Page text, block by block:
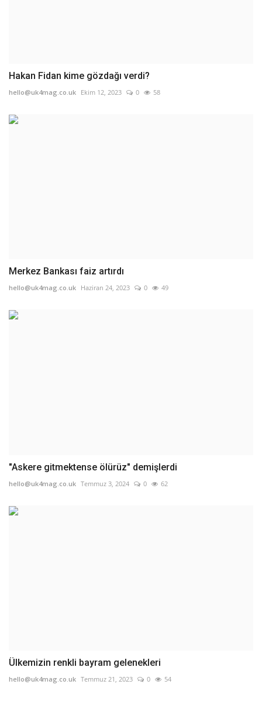
Hakan Fidan kime gözdağı verdi?
hello@uk4mag.co.uk Ekim 12, 2023 0 58
Merkez Bankası faiz artırdı
hello@uk4mag.co.uk Haziran 24, 2023 0 49
"Askere gitmektense ölürüz" demişlerdi
hello@uk4mag.co.uk Temmuz 3, 2024 0 62
Ülkemizin renkli bayram gelenekleri
hello@uk4mag.co.uk Temmuz 21, 2023 0 54